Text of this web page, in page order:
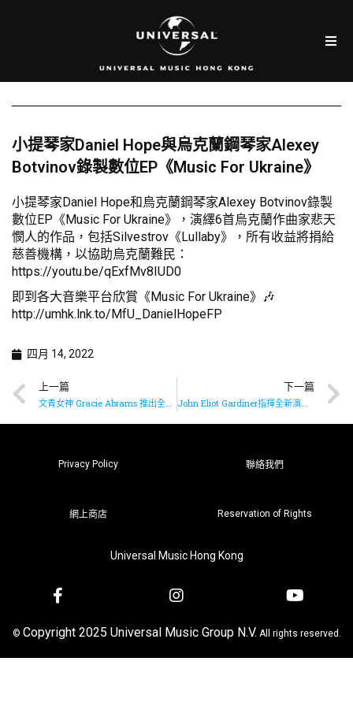
小提琴家Daniel Hope與烏克蘭鋼琴家Alexey
Botvinov錄製數位EP《Music For Ukraine》
小提琴家Daniel Hope和烏克蘭鋼琴家Alexey Botvinov錄製
數位EP《Music For Ukraine》，演繹6首烏克蘭作曲家悲天
憫人的作品，包括Silvestrov《Lullaby》，所有收益將捐給
慈善機構，以協助烏克蘭難民：
https://youtu.be/qExfMv8IUD0
即到各大音樂平台欣賞《Music For Ukraine》🎶
http://umhk.lnk.to/MfU_DanielHopeFP
四月 14, 2022
上一篇
文青女神 Gracie Abrams 推出全新單曲《Block Me Out》
下一篇
John Eliot Gardiner指揮全新演繹歌曲《St. John Passion》
Privacy Policy 聯絡我們
網上商店 Reservation of Rights
Universal Music Hong Kong
© Copyright 2025 Universal Music Group N.V. All rights reserved.